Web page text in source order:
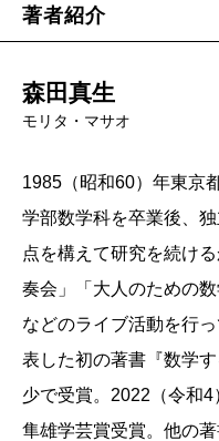
著者紹介
森田真生
モリタ・マサオ
1985（昭和60）年東京
学部数学科を卒業後、
点を構えて研究を続け
奏会」「大人のための
などのライブ活動を行
表した初の著書『数学
少で受賞。2022（令和
隼雄学芸賞受賞。他の